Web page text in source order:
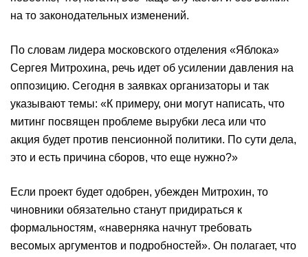
на то законодательных изменений.
По словам лидера московского отделения «Яблока»
Сергея Митрохина, речь идет об усилении давления на
оппозицию. Сегодня в заявках организаторы и так
указывают темы: «К примеру, они могут написать, что
митинг посвящен проблеме вырубки леса или что
акция будет против пенсионной политики. По сути дела,
это и есть причина сборов, что еще нужно?»
Если проект будет одобрен, убежден Митрохин, то
чиновники обязательно станут придираться к
формальностям, «наверняка начнут требовать
весомых аргументов и подробностей». Он полагает, что